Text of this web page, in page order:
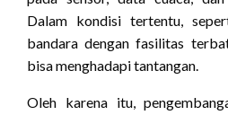
Dalam kondisi tertentu,
bandara dengan fasilitas
bisa menghadapi tantangan.
Oleh karena itu,